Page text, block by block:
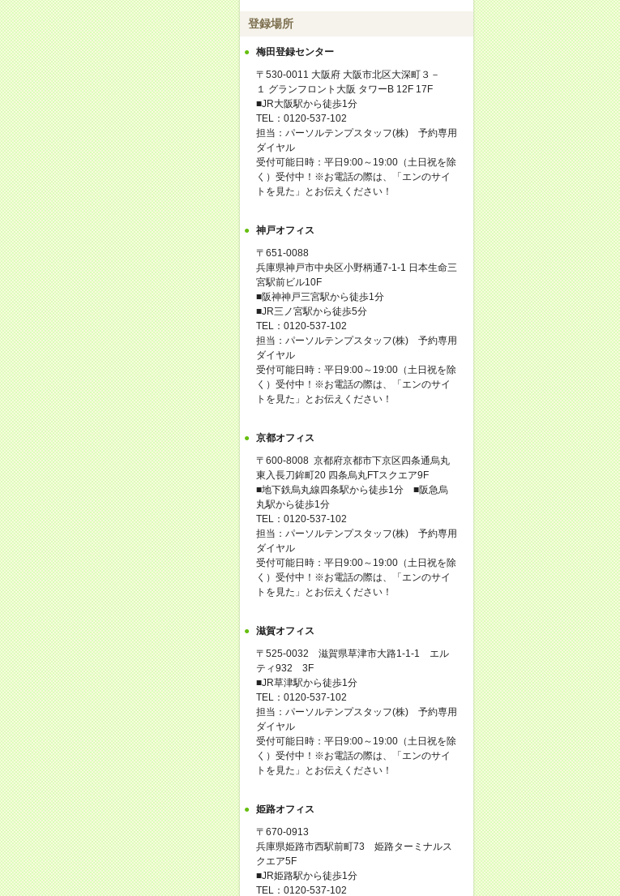
登録場所
梅田登録センター
〒530-0011 大阪府 大阪市北区大深町３－
１ グランフロント大阪 タワーB 12F 17F
■JR大阪駅から徒歩1分
TEL：0120-537-102
担当：パーソルテンプスタッフ(株) 予約専用
ダイヤル
受付可能日時：平日9:00～19:00（土日祝を除
く）受付中！※お電話の際は、「エンのサイ
トを見た」とお伝えください！
神戸オフィス
〒651-0088
兵庫県神戸市中央区小野柄通7-1-1 日本生命三
宮駅前ビル10F
■阪神神戸三宮駅から徒歩1分
■JR三ノ宮駅から徒歩5分
TEL：0120-537-102
担当：パーソルテンプスタッフ(株) 予約専用
ダイヤル
受付可能日時：平日9:00～19:00（土日祝を除
く）受付中！※お電話の際は、「エンのサイ
トを見た」とお伝えください！
京都オフィス
〒600-8008 京都府京都市下京区四条通烏丸
東入長刀鉾町20 四条烏丸FTスクエア9F
■地下鉄烏丸線四条駅から徒歩1分 ■阪急烏
丸駅から徒歩1分
TEL：0120-537-102
担当：パーソルテンプスタッフ(株) 予約専用
ダイヤル
受付可能日時：平日9:00～19:00（土日祝を除
く）受付中！※お電話の際は、「エンのサイ
トを見た」とお伝えください！
滋賀オフィス
〒525-0032 滋賀県草津市大路1-1-1 エル
ティ932 3F
■JR草津駅から徒歩1分
TEL：0120-537-102
担当：パーソルテンプスタッフ(株) 予約専用
ダイヤル
受付可能日時：平日9:00～19:00（土日祝を除
く）受付中！※お電話の際は、「エンのサイ
トを見た」とお伝えください！
姫路オフィス
〒670-0913
兵庫県姫路市西駅前町73 姫路ターミナルス
クエア5F
■JR姫路駅から徒歩1分
TEL：0120-537-102